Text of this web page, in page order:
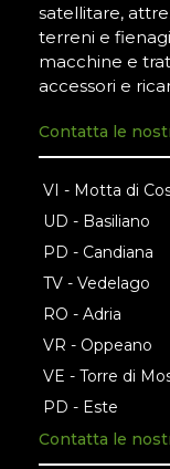
satellitare,
terreni e
macchine e
accessori e
Contatta le
VI - Motta di
UD - Basiliano
PD - Candiana
TV - Vedelago
RO - Adria
VR - Oppeano
VE - Torre di
PD - Este
Contatta le